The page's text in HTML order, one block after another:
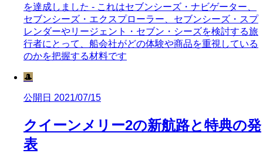
を達成しました - これはセブンシーズ・ナビゲーター、
セブンシーズ・エクスプローラー、セブンシーズ・スプ
レンダーやリージェント・セブン・シーズを検討する旅
行者にとって、船会社がどの体験や商品を重視している
のかを把握する材料です
🎩
公開日 2021/07/15
クイーンメリー2の新航路と特典の発
表